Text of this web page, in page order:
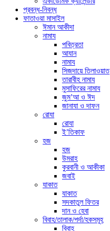
প্রবন্ধ-নিবন্ধ
ফাতাওয়া মাসাইল
ঈমান আকীদা
নামায
পবিত্রতা
আযান
নামায
সিজদায়ে তিলাওয়াত
তারাবীহ নামায
মুসাফিরের নামায
জুম’আ ও ঈদ
জানাযা ও দাফন
রোযা
রোযা
ই’তিকাফ
হজ
হজ
উমরাহ
কুরবানী ও আকীকা
জবাই
যাকাত
যাকাত
সদকাতুল ফিতর
দান ও হেবা
বিবাহ/তালাক/পর্দা/হকসমূহ
বিবাহ